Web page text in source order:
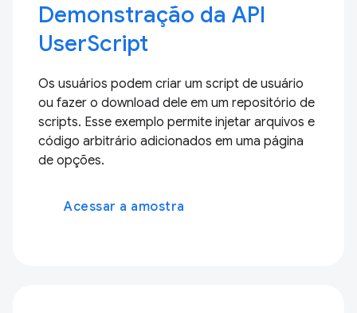
Demonstração da API
UserScript
Os usuários podem criar um script de usuário
ou fazer o download dele em um repositório de
scripts. Esse exemplo permite injetar arquivos e
código arbitrário adicionados em uma página
de opções.
Acessar a amostra